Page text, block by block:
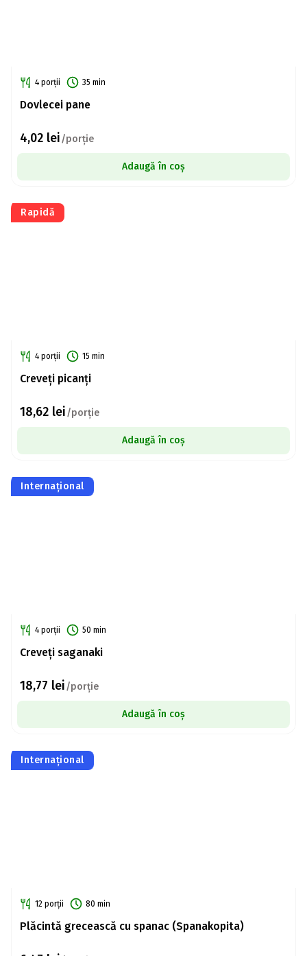
4 porții 35 min
Dovlecei pane
4,02 lei/porție
Adaugă în coș
Rapidă
4 porții 15 min
Creveți picanți
18,62 lei/porție
Adaugă în coș
Internațional
4 porții 50 min
Creveți saganaki
18,77 lei/porție
Adaugă în coș
Internațional
12 porții 80 min
Plăcintă grecească cu spanac (Spanakopita)